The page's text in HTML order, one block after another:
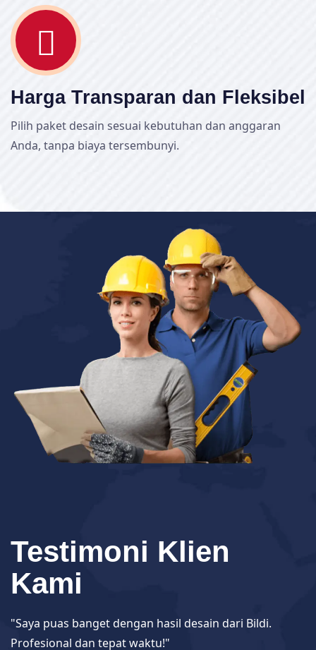
Harga Transparan dan Fleksibel
Pilih paket desain sesuai kebutuhan dan anggaran
Anda, tanpa biaya tersembunyi.
Testimoni Klien
Kami
"Saya puas banget dengan hasil desain dari Bildi.
Profesional dan tepat waktu!"